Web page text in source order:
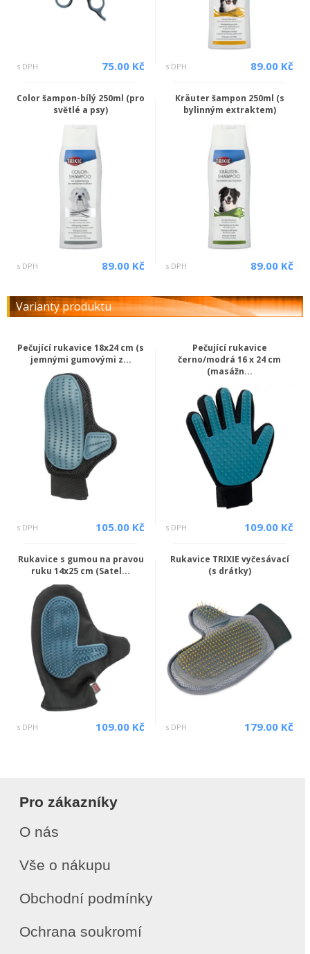
s DPH 75.00 Kč s DPH 89.00 Kč
Color šampon-bílý 250ml (pro
světlé a psy)
s DPH 89.00 Kč
Kräuter šampon 250ml (s
bylinným extraktem)
s DPH 89.00 Kč
Varianty produktu
Pečující rukavice 18x24 cm (s
jemnými gumovými z...
s DPH 105.00 Kč
Pečující rukavice
černo/modrá 16 x 24 cm
(masážn...
s DPH 109.00 Kč
Rukavice s gumou na pravou
ruku 14x25 cm (Satel...
s DPH 109.00 Kč
Rukavice TRIXIE vyčesávací
(s drátky)
s DPH 179.00 Kč
Pro zákazníky
O nás
Vše o nákupu
Obchodní podmínky
Ochrana soukromí